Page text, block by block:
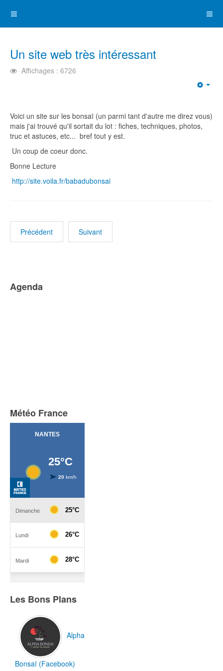
Un site web très intéressant
Affichages : 6726
Voici un site sur les bonsaï (un parmi tant d'autre me direz vous)
mais j'ai trouvé qu'il sortait du lot : fiches, techniques, photos,
truc et astuces, etc... bref tout y est.
Un coup de coeur donc.
Bonne Lecture
http://site.voila.fr/babadubonsai
Précédent Suivant
Agenda
Météo France
Les Bons Plans
Alpha
Bonsaï (Facebook)